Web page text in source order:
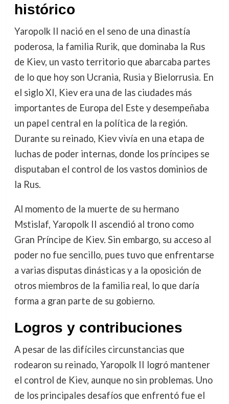
histórico
Yaropolk II nació en el seno de una dinastía
poderosa, la familia Rurik, que dominaba la Rus
de Kiev, un vasto territorio que abarcaba partes
de lo que hoy son Ucrania, Rusia y Bielorrusia. En
el siglo XI, Kiev era una de las ciudades más
importantes de Europa del Este y desempeñaba
un papel central en la política de la región.
Durante su reinado, Kiev vivía en una etapa de
luchas de poder internas, donde los príncipes se
disputaban el control de los vastos dominios de
la Rus.
Al momento de la muerte de su hermano
Mstislaf, Yaropolk II ascendió al trono como
Gran Príncipe de Kiev. Sin embargo, su acceso al
poder no fue sencillo, pues tuvo que enfrentarse
a varias disputas dinásticas y a la oposición de
otros miembros de la familia real, lo que daría
forma a gran parte de su gobierno.
Logros y contribuciones
A pesar de las difíciles circunstancias que
rodearon su reinado, Yaropolk II logró mantener
el control de Kiev, aunque no sin problemas. Uno
de los principales desafíos que enfrentó fue el